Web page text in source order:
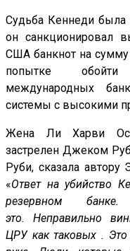
Судьба Кеннеди
он санкционировал
США банкнот на
попытке обойти
международных
системы с высокими
Жена Ли Харви
застрелен Джеком
Руби, сказала
«Ответ на убийство
резервном
это. Неправильно
ЦРУ как таковых .